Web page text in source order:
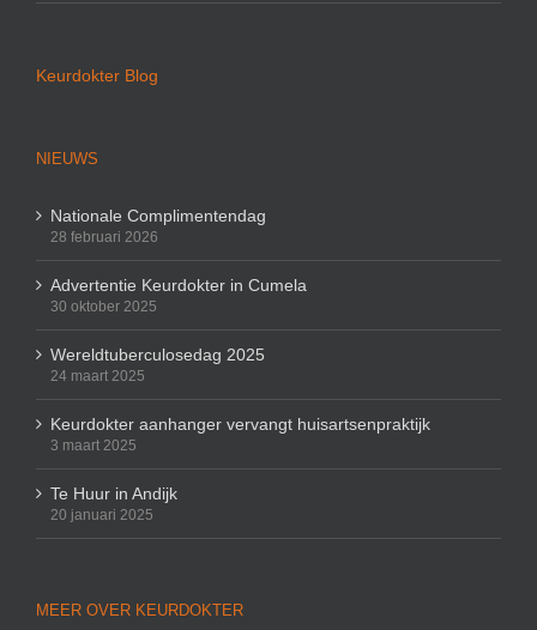
Keurdokter Blog
NIEUWS
Nationale Complimentendag
28 februari 2026
Advertentie Keurdokter in Cumela
30 oktober 2025
Wereldtuberculosedag 2025
24 maart 2025
Keurdokter aanhanger vervangt huisartsenpraktijk
3 maart 2025
Te Huur in Andijk
20 januari 2025
MEER OVER KEURDOKTER